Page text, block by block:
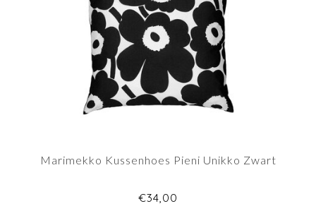
Marimekko Kussenhoes Pieni Unikko Zwart
€34,00